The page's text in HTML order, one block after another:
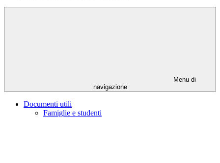
Menu di
navigazione
Documenti utili
Famiglie e studenti